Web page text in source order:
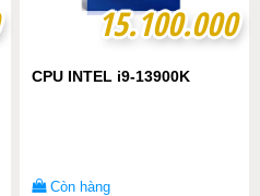
15.100.000
15.100.000
CPU INTEL i9-13900K
Còn hàng